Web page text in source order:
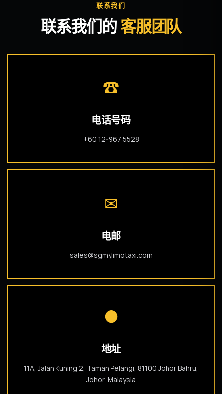
联系我们
联系我们的客服团队
☎
电话号码
+60 12-967 5528
✉
电邮
sales@sgmylimotaxi.com
●
地址
11A, Jalan Kuning 2, Taman Pelangi, 81100 Johor Bahru,
Johor, Malaysia